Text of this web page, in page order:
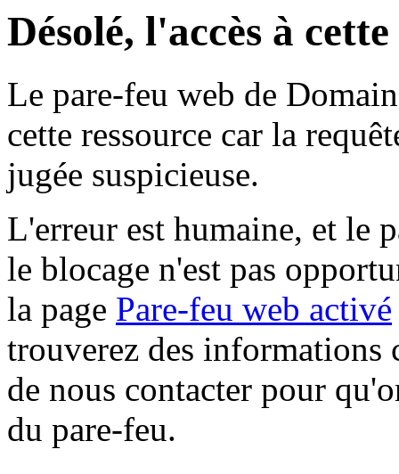
Désolé, l'accès à
Le pare-feu web de
cette ressource car la
jugée suspicieuse.
L'erreur est humaine, et le
le blocage n'est pas
la page Pare-feu web activé
trouverez des informations
de nous contacter pour
du pare-feu.